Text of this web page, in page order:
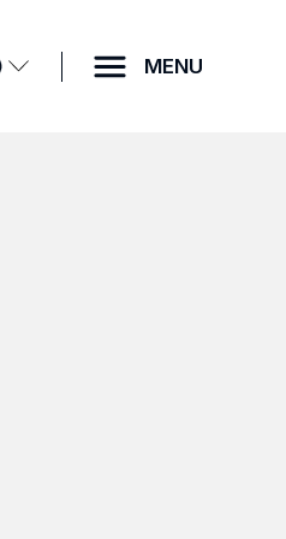
MENU
DOSTĘPNOŚCI
MENU